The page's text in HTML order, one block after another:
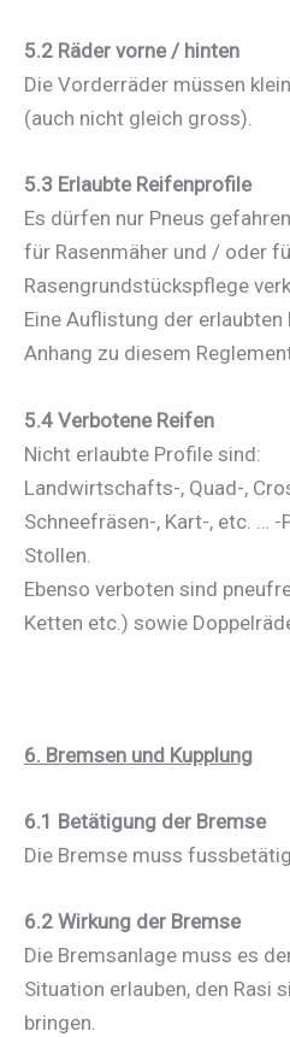
5.2 Räder vorne / hinten
Die Vorderräder müssen
(auch nicht gleich gross).
5.3 Erlaubte Reifenprofile
Es dürfen nur Pneus
für Rasenmäher und / oder
Rasengrundstückspflege
Eine Auflistung der
Anhang zu diesem
5.4 Verbotene Reifen
Nicht erlaubte Profile sind:
Landwirtschafts-, Quad-,
Schneefräsen-, Kart-, etc. …
Stollen.
Ebenso verboten sind
Ketten etc.) sowie
6. Bremsen und Kupplung
6.1 Betätigung der Bremse
Die Bremse muss
6.2 Wirkung der Bremse
Die Bremsanlage muss es
Situation erlauben, den Rasi
bringen.